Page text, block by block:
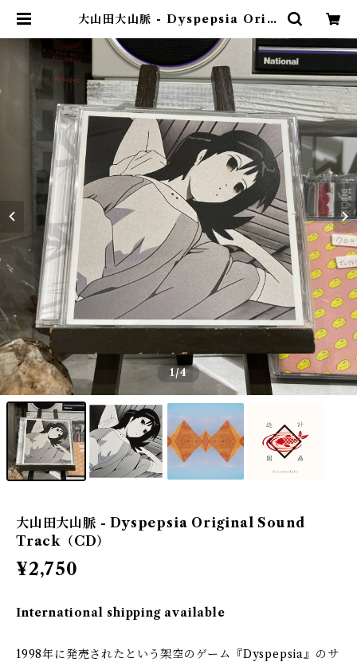
大山田大山脈 - Dyspepsia Origi
チカ商店
1/4
大山田大山脈 - Dyspepsia Original Sound
Track（CD）
¥2,750
International shipping available
1998年に発売されたという架空のゲーム『Dyspepsia』のサ